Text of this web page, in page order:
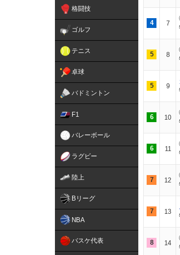
格闘技
ゴルフ
テニス
卓球
バドミントン
F1
バレーボール
ラグビー
陸上
Bリーグ
NBA
バスケ代表
4 7
5 8
5 9
6 10
6 11
7 12
7 13
8 14